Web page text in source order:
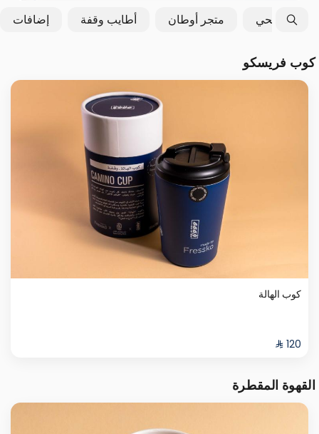
خيار صحي متجر أوطان أطايب وقفة إضافات
كوب فريسكو
كوب الهالة
القهوة المقطرة